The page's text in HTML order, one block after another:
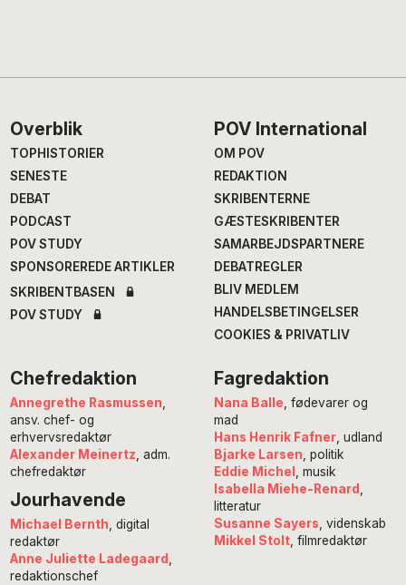
Footer
Overblik
TOPHISTORIER
SENESTE
DEBAT
PODCAST
POV STUDY
SPONSOREREDE ARTIKLER
SKRIBENTBASEN
POV STUDY
POV International
OM POV
REDAKTION
SKRIBENTERNE
GÆSTESKRIBENTER
SAMARBEJDSPARTNERE
DEBATREGLER
BLIV MEDLEM
HANDELSBETINGELSER
COOKIES & PRIVATLIV
Chefredaktion
Annegrethe Rasmussen,
ansv. chef- og
erhvervsredaktør
Alexander Meinertz, adm.
chefredaktør
Jourhavende
Michael Bernth , digital
redaktør
Anne Juliette Ladegaard
redaktionschef
Fagredaktion
Nana Balle, fødevarer og
mad
Hans Henrik Fafner, udland
Bjarke Larsen, politik
Eddie Michel , musik
Isabella Miehe-Renard ,
litteratur
Susanne Sayers, videnskab
Mikkel Stolt, filmredaktør